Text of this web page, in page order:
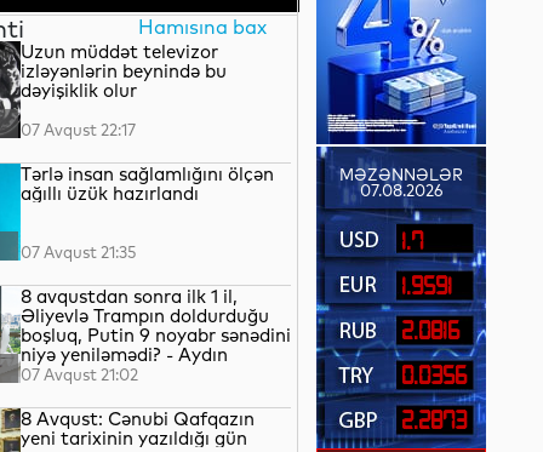
Hamısına bax
Uzun müddət televizor
izləyənlərin beynində bu
dəyişiklik olur
07 Avqust 22:17
Tərlə insan sağlamlığını ölçən
ağıllı üzük hazırlandı
07 Avqust 21:35
8 avqustdan sonra ilk 1 il,
Əliyevlə Trampın doldurduğu
boşluq, Putin 9 noyabr sənədini
niyə yeniləmədi? - Aydın
QULİYEV yazır...
07 Avqust 21:02
8 Avqust: Cənubi Qafqazın
yeni tarixinin yazıldığı gün
MƏZƏNNƏLƏR
07.08.2026
1.7
1.9591
2.0816
0.0356
2.2873